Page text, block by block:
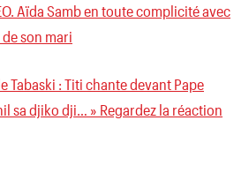
Aïda Samb en toute complicité avec
son mari
Tabaski : Titi chante devant Pape
sa djiko dji… » Regardez la réaction